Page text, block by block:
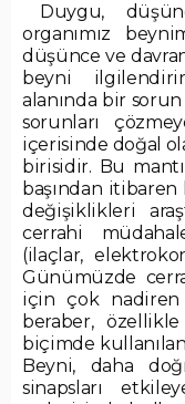
Duygu,
organımız
düşünce ve
beyni
alanında bir
sorunları
içerisinde doğal
birisidir. Bu
başından itibaren
değişiklikleri
cerrahi
(ilaçlar,
Günümüzde
için çok nadiren
beraber,
biçimde
Beyni, daha
sinapsları